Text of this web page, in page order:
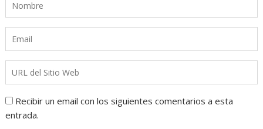
Recibir un email con los siguientes comentarios a esta
entrada.